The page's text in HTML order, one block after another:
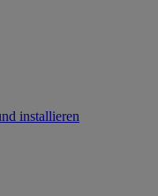
installieren